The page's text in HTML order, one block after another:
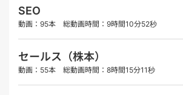
SEO
動画：95本 総動画時間：9時間10分52秒
セールス（株本）
動画：55本 総動画時間：8時間15分11秒